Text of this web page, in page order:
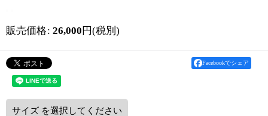
販売価格: 26,000 円(税別)
Facebookでシェア
サイズ を選択してください